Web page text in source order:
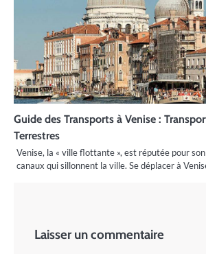
Guide des Transports à Venise :
Terrestres
Venise, la « ville flottante », est réputée pour
canaux qui sillonnent la ville. Se déplacer à
Laisser un commentaire